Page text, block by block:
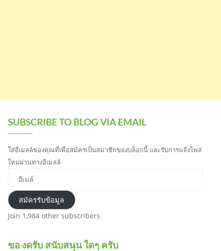
SUBSCRIBE TO BLOG VIA EMAIL
ใส่อีเมลล์ของคุณที่เพื่อสมัครเป็นสมาชิกของบล็อกนี้ และรับการแจ้งโพส
ใหม่ผ่านทางอีเมลล์
สมัครรับข้อมูล
Join 1,984 other subscribers
ขอ งดรับ สนับสนุน ใดๆ ครับ